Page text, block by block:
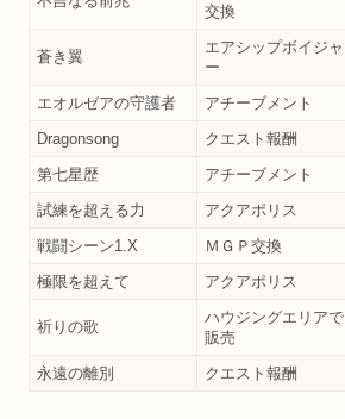
交換
蒼き翼
エアシップボイジャ
ー
エオルゼアの守護者 アチーブメント
Dragonsong
クエスト報酬
第七星歴
アチーブメント
試練を超える力
アクアポリス
戦闘シーン1.X
ＭＧＰ交換
極限を超えて
アクアポリス
祈りの歌
ハウジングエリアで
販売
永遠の離別 クエスト報酬